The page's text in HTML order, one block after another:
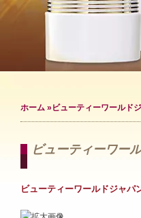
ホーム »ビューティーワールド
ビューティーワー
ビューティーワールドジャパ